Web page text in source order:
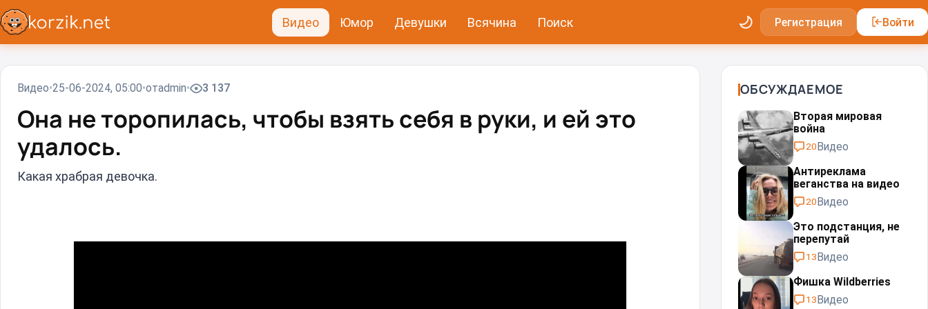
Видео Юмор Девушки Всячина Поиск Регистрация Войти
Видео 25-06-2024, 05:00 отadmin 3 137
Она не торопилась, чтобы взять себя в руки, и ей это
удалось.
Какая храбрая девочка⁠⁠.
ОБСУЖДАЕМОЕ
Вторая мировая
война
20Видео
Антиреклама
веганства на видео
20Видео
Это подстанция, не
перепутай⁠⁠
13Видео
Фишка Wildberries
13Видео